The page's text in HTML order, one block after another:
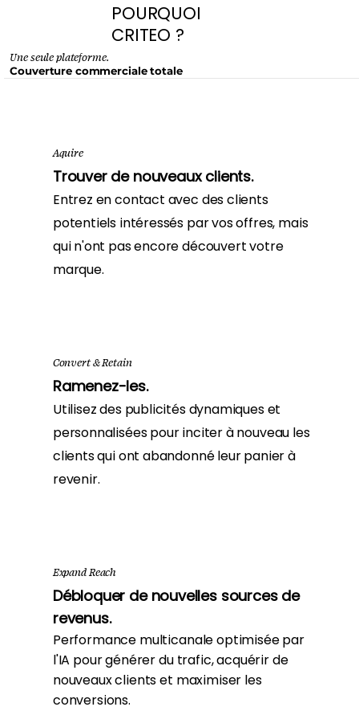
POURQUOI
CRITEO ?
Une seule plateforme.
Couverture commerciale totale
Aquire
Trouver de nouveaux clients.
Entrez en contact avec des clients
potentiels intéressés par vos offres, mais
qui n'ont pas encore découvert votre
marque.
Convert & Retain
Ramenez-les.
Utilisez des publicités dynamiques et
personnalisées pour inciter à nouveau les
clients qui ont abandonné leur panier à
revenir.
Expand Reach
Débloquer de nouvelles sources de
revenus.
Performance multicanale optimisée par
l'IA pour générer du trafic, acquérir de
nouveaux clients et maximiser les
conversions.